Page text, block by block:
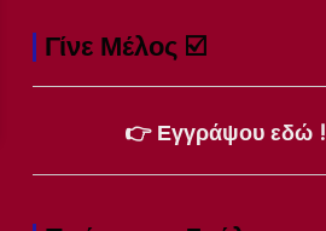
Γίνε Μέλος ☑️
👉 Εγγράψου εδώ !